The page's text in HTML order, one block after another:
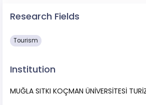
Research Fields
Tourism
Institution
MUĞLA SITKI KOÇMAN ÜNİVERSİTESİ